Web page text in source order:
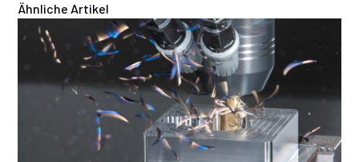
Ähnliche Artikel